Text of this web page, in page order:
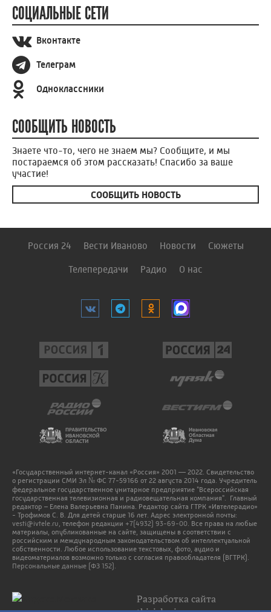
СОЦИАЛЬНЫЕ СЕТИ
Вконтакте
Телеграм
Одноклассники
СООБЩИТЬ НОВОСТЬ
Знаете что-то, чего не знаем мы? Сообщите, и мы
постараемся об этом рассказать! Спасибо за ваше
участие!
СООБЩИТЬ НОВОСТЬ
Россия 24 Вести Иваново Новости Сюжеты
Телепередачи Радио О нас
«Государственный интернет-канал «Россия» 2001 — 2022. Свидетельство
о регистрации СМИ Эл № ФС 77-59166 от 22 августа 2014 года. Учредитель
федеральное государственное унитарное предприятие "Всероссийская
государственная телевизионная и радиовещательная компания". Главный
редактор – Елена Валерьевна Панина. Редактор сайта ГТРК «Ивтелерадио»
- Трофимов С. В. Для детей старше 16 лет. Адрес электронной почты:
vesti@ivtele.ru, телефон редакции +7(4932) 93-69-00. Все права на любые
материалы, опубликованные на сайте, защищены в соответствии с
российским и международным законодательством об интеллектуальной
собственности. Любое использование текстовых, фото, аудио и
видеоматериалов возможно только с согласия правообладателя (ВГТРК).
Персональные данные (ФЗ 152).
Разработка сайта